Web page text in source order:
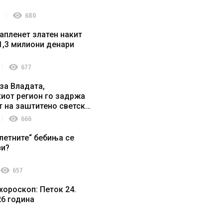
visibility 680
златен накит
милиони денари
visibility 677
Владата,
регион го задржа
на заштитено светско
наследство
visibility 666
бебиња се
visibility 657
Петок 24.
година